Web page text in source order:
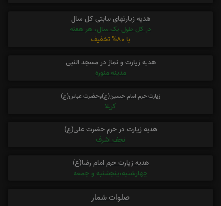
هدیه زیارتهای نیابتی کل سال
در کل طول یک سال، هر هفته
با 80% تخفیف
هدیه زیارت و نماز در مسجد النبی
مدینه منوره
زیارت حرم امام حسین(ع)وحضرت عباس(ع)
کربلا
هدیه زیارت در حرم حضرت علی(ع)
نجف اشرف
هدیه زیارت حرم امام رضا(ع)
چهارشنبه،پنجشنبه و جمعه
صلوات شمار